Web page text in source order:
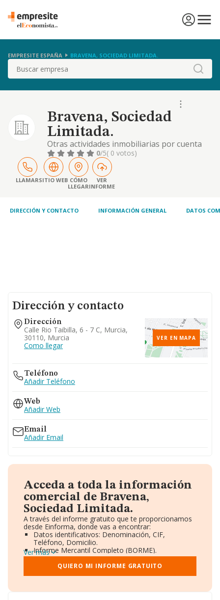
EMPRESITE ESPAÑA BRAVENA, SOCIEDAD LIMITADA.
Buscar
Bravena, Sociedad
Limitada.
Otras actividades inmobiliarias por cuenta
de terceros
0/5( 0 votos)
LLAMARSITIO WEB CÓMO
LLEGAR
VER
INFORME
DIRECCIÓN Y CONTACTO INFORMACIÓN GENERAL DATOS
Dirección y contacto
Dirección
Calle Rio Taibilla, 6 - 7 C, Murcia,
30110, Murcia
Como llegar
VER EN MAPA
Teléfono
Añadir Teléfono
Web
Añadir Web
Email
Añadir Email
Acceda a toda la información
comercial de Bravena,
Sociedad Limitada.
A través del informe gratuito que te proporcionamos
desde Einforma, donde vas a encontrar:
Datos identificativos: Denominación, CIF,
Teléfono, Domicilio.
Informe Mercantil Completo (BORME).
Gráficos de Evolución Ventas y Empleados.
Consejo de Administración y Administradores.
Directivos y Ejecutivos.
Ver más
QUIERO MI INFORME GRATUITO